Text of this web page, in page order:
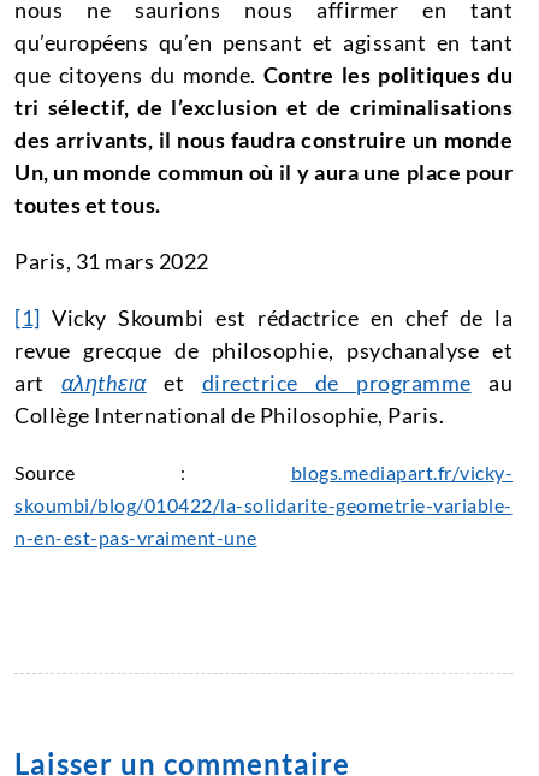
nous ne saurions nous affirmer en tant
qu’européens qu’en pensant et agissant en tant
que citoyens du monde. Contre les politiques du
tri sélectif, de l’exclusion et de criminalisations
des arrivants, il nous faudra construire un monde
Un, un monde commun où il y aura une place pour
toutes et tous.
Paris, 31 mars 2022
[1] Vicky Skoumbi est rédactrice en chef de la
revue grecque de philosophie, psychanalyse et
art αληthειαet directrice de programme au
Collège International de Philosophie, Paris.
Source : blogs.mediapart.fr/vicky-
skoumbi/blog/010422/la-solidarite-geometrie-variable-
n-en-est-pas-vraiment-une
Laisser un commentaire